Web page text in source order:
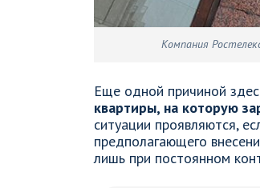
Компания
Еще одной причиной
квартиры, на которую
ситуации проявляются,
предполагающего
лишь при постоянном